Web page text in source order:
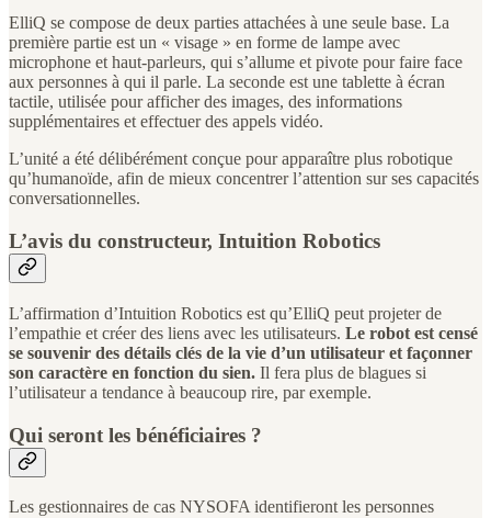
ElliQ se compose de deux parties attachées à une seule base. La
première partie est un « visage » en forme de lampe avec
microphone et haut-parleurs, qui s’allume et pivote pour faire face
aux personnes à qui il parle. La seconde est une tablette à écran
tactile, utilisée pour afficher des images, des informations
supplémentaires et effectuer des appels vidéo.
L’unité a été délibérément conçue pour apparaître plus robotique
qu’humanoïde, afin de mieux concentrer l’attention sur ses capacités
conversationnelles.
L’avis du constructeur, Intuition Robotics
L’affirmation d’Intuition Robotics est qu’ElliQ peut projeter de
l’empathie et créer des liens avec les utilisateurs. Le robot est censé
se souvenir des détails clés de la vie d’un utilisateur et façonner
son caractère en fonction du sien. Il fera plus de blagues si
l’utilisateur a tendance à beaucoup rire, par exemple.
Qui seront les bénéficiaires ?
Les gestionnaires de cas NYSOFA identifieront les personnes